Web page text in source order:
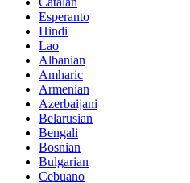
Esperanto
Hindi
Lao
Albanian
Amharic
Armenian
Azerbaijani
Belarusian
Bengali
Bosnian
Bulgarian
Cebuano